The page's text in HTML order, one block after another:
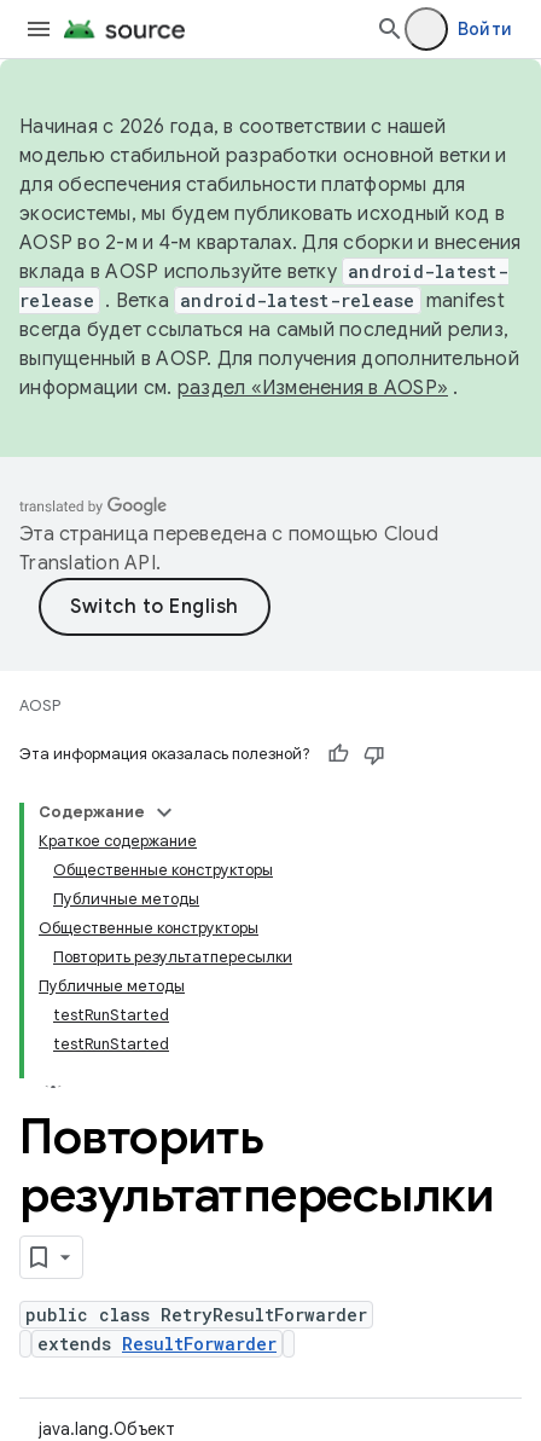
Войти
Начиная с 2026 года, в соответствии с нашей
моделью стабильной разработки основной ветки и
для обеспечения стабильности платформы для
экосистемы, мы будем публиковать исходный код в
AOSP во 2-м и 4-м кварталах. Для сборки и внесения
вклада в AOSP используйте ветку android-latest-
release . Ветка android-latest-release manifest
всегда будет ссылаться на самый последний релиз,
выпущенный в AOSP. Для получения дополнительной
информации см. раздел «Изменения в AOSP» .
Эта страница переведена с помощью Cloud
Translation API.
AOSP
Эта информация оказалась полезной?
Содержание
Краткое содержание
Общественные конструкторы
Публичные методы
Общественные конструкторы
Повторить результатпересылки
Публичные методы
testRunStarted
testRunStarted
Повторить
результатпересылки
public class RetryResultForwarder
extends ResultForwarder
java.lang.Объект